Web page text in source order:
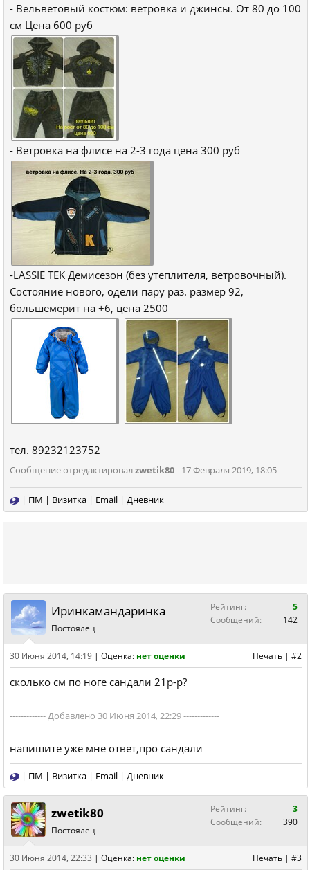
- Вельветовый костюм: ветровка и джинсы. От 80 до 100
см Цена 600 руб
- Ветровка на флисе на 2-3 года цена 300 руб
-LASSIE TEK Демисезон (без утеплителя, ветровочный).
Состояние нового, одели пару раз. размер 92,
большемерит на +6, цена 2500
тел. 89232123752
Сообщение отредактировалzwetik80- 17 Февраля 2019, 18:05
| ПМ | Визитка | Email | Дневник
Иринкамандаринка
Постоялец
Рейтинг:
5
Сообщений:
142
Печать | #2
30 Июня 2014, 14:19 | Оценка: нет оценки
сколько см по ноге сандали 21р-р?
------------- Добавлено 30 Июня 2014, 22:29 -------------
напишите уже мне ответ,про сандали
| ПМ | Визитка | Email | Дневник
zwetik80
Постоялец
Рейтинг:
3
Сообщений:
390
Печать | #3
30 Июня 2014, 22:33 | Оценка: нет оценки